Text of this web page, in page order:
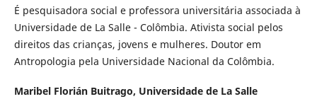
É pesquisadora social e professora universitária associada à
Universidade de La Salle - Colômbia. Ativista social pelos
direitos das crianças, jovens e mulheres. Doutor em
Antropologia pela Universidade Nacional da Colômbia.
Maribel Florián Buitrago, Universidade de La Salle